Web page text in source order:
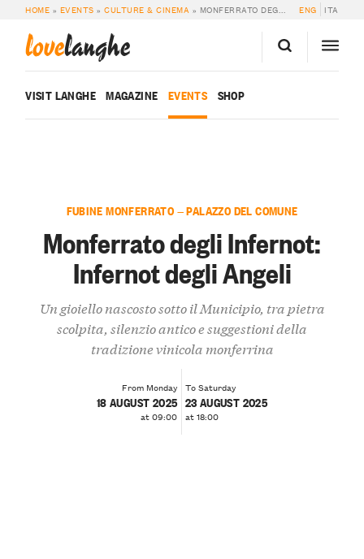
HOME » EVENTS »CULTURE & CINEMA » MONFERRATO DEGLI INFERNOT: INFERNOT DEGLI ANGELI ENG ITA
lovelanghe
VISIT LANGHE MAGAZINE EVENTS SHOP
FUBINE MONFERRATO — PALAZZO DEL COMUNE
Monferrato degli Infernot:
Infernot degli Angeli
Un gioiello nascosto sotto il Municipio, tra pietra
scolpita, silenzio antico e suggestioni della
tradizione vinicola monferrina
From Monday
18 AUGUST 2025
at 09:00
To Saturday
23 AUGUST 2025
at 18:00